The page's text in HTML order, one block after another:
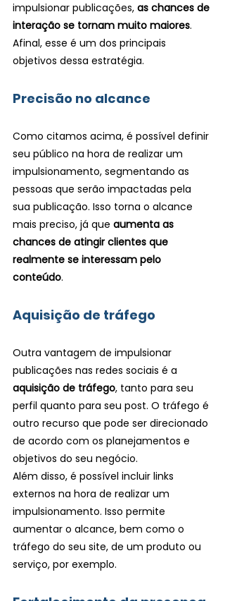
impulsionar publicações, as chances de
interação se tornam muito maiores.
Afinal, esse é um dos principais
objetivos dessa estratégia.
Precisão no alcance
Como citamos acima, é possível definir
seu público na hora de realizar um
impulsionamento, segmentando as
pessoas que serão impactadas pela
sua publicação. Isso torna o alcance
mais preciso, já que aumenta as
chances de atingir clientes que
realmente se interessam pelo
conteúdo.
Aquisição de tráfego
Outra vantagem de impulsionar
publicações nas redes sociais é a
aquisição de tráfego, tanto para seu
perfil quanto para seu post. O tráfego é
outro recurso que pode ser direcionado
de acordo com os planejamentos e
objetivos do seu negócio.
Além disso, é possível incluir links
externos na hora de realizar um
impulsionamento. Isso permite
aumentar o alcance, bem como o
tráfego do seu site, de um produto ou
serviço, por exemplo.